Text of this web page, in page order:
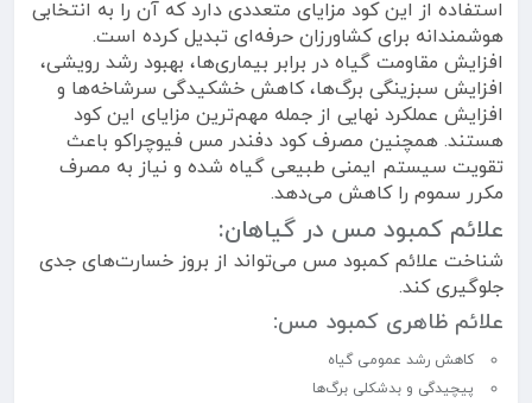
استفاده از این کود مزایای متعددی دارد که آن را به انتخابی
هوشمندانه برای کشاورزان حرفه‌ای تبدیل کرده است.
افزایش مقاومت گیاه در برابر بیماری‌ها، بهبود رشد رویشی،
افزایش سبزینگی برگ‌ها، کاهش خشکیدگی سرشاخه‌ها و
افزایش عملکرد نهایی از جمله مهم‌ترین مزایای این کود
هستند. همچنین مصرف کود دفندر مس فیوچراکو باعث
تقویت سیستم ایمنی طبیعی گیاه شده و نیاز به مصرف
مکرر سموم را کاهش می‌دهد.
علائم کمبود مس در گیاهان:
شناخت علائم کمبود مس می‌تواند از بروز خسارت‌های جدی
جلوگیری کند.
علائم ظاهری کمبود مس:
کاهش رشد عمومی گیاه
پیچیدگی و بدشکلی برگ‌ها